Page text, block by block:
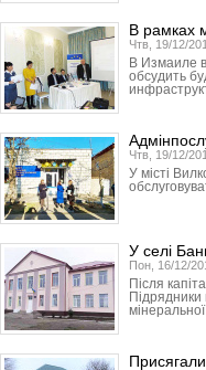
В рамках
Чтв, 19/12/
В Измаиле
обсудить
Чтв, 19/12/
У місті
У селі
Пон, 16/12/
Після
Підрядники